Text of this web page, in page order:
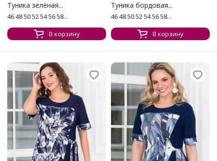
Туника зелёная...
46 48 50 52 54 56 58...
В корзину
Туника бордовая...
46 48 50 52 54 56 58...
В корзину